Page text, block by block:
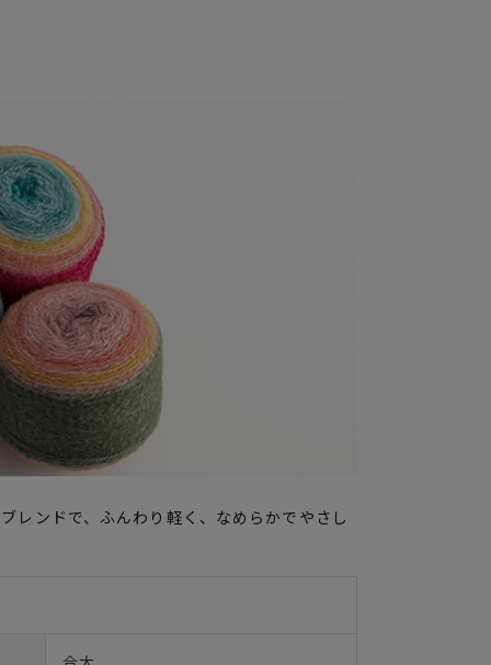
レンドで、ふんわり軽く、なめらかでやさし